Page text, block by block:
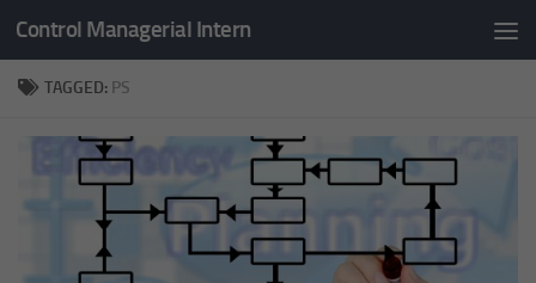
Skip to content
Control Managerial Intern
TAGGED: PS